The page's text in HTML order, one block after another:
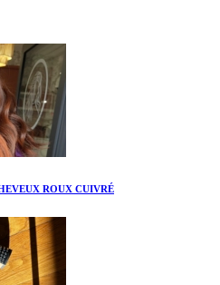
ROUX CUIVRÉ